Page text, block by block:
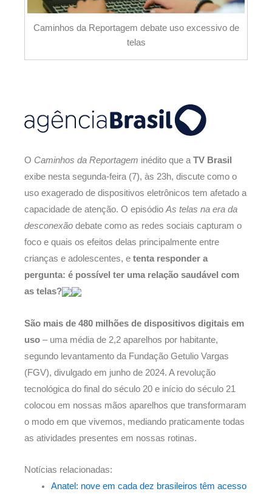
Caminhos da Reportagem debate uso excessivo de
telas
O Caminhos da Reportagem inédito que a TV Brasil
exibe nesta segunda-feira (7), às 23h, discute como o
uso exagerado de dispositivos eletrônicos tem afetado a
capacidade de atenção. O episódio As telas na era da
desconexão debate como as redes sociais capturam o
foco e quais os efeitos delas principalmente entre
crianças e adolescentes, e tenta responder a
pergunta: é possível ter uma relação saudável com
as telas?
São mais de 480 milhões de dispositivos digitais em
uso – uma média de 2,2 aparelhos por habitante,
segundo levantamento da Fundação Getulio Vargas
(FGV), divulgado em junho de 2024. A revolução
tecnológica do final do século 20 e início do século 21
colocou em nossas mãos aparelhos que transformaram
o modo em que vivemos, mediando praticamente todas
as atividades presentes em nossas rotinas.
Notícias relacionadas:
Anatel: nove em cada dez brasileiros têm acesso